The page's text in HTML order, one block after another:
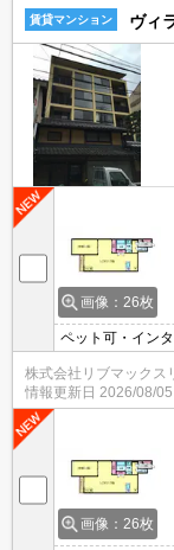
賃貸マンション ヴィ
画像：26枚
ペット可・イン
株式会社リブマックス
情報更新日 2026/08/05
画像：26枚